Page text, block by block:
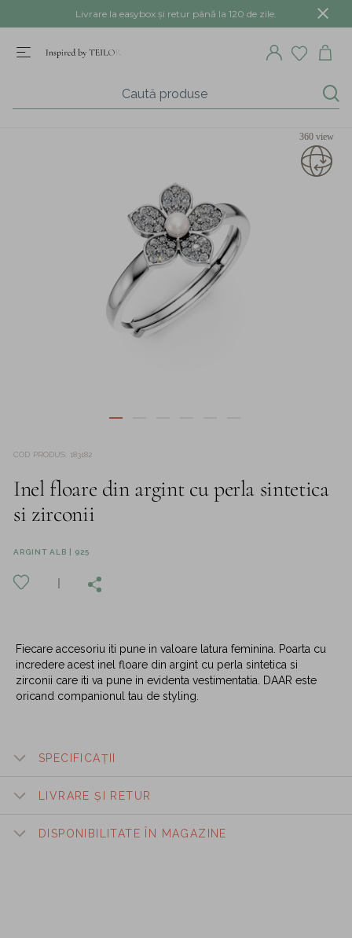
Livrare la easybox și retur până la 120 de zile.
360 view
COD PRODUS 183182
Inel floare din argint cu perla sintetica
si zirconii
ARGINT ALB | 925
Fiecare accesoriu iti pune in valoare latura feminina. Poarta cu
incredere acest inel floare din argint cu perla sintetica si
zirconii care iti va pune in evidenta vestimentatia. DAAR este
oricand companionul tau de styling.
SPECIFICAȚII
LIVRARE ȘI RETUR
DISPONIBILITATE ÎN MAGAZINE